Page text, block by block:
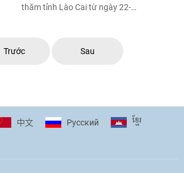
thăm tỉnh Lào Cai từ ngày 22-
Trước Sau
中文 Pусский ខ្មែរ